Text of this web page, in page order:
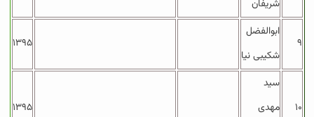
شریفان
۹
ابوالفضل
شکیبی نیا
۱۳۹۵
۱۰
سید
مهدی
۱۳۹۵